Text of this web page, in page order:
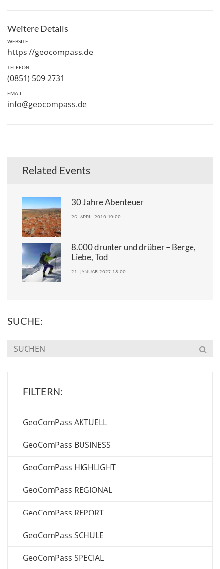
Weitere Details
WEBSITE
https://geocompass.de
TELEFON
(0851) 509 2731
EMAIL
info@geocompass.de
Related Events
30 Jahre Abenteuer
26. APRIL 2010 19:00
8.000 drunter und drüber – Berge,
Liebe, Tod
21. JANUAR 2027 18:00
SUCHE:
FILTERN:
GeoComPass AKTUELL
GeoComPass BUSINESS
GeoComPass HIGHLIGHT
GeoComPass REGIONAL
GeoComPass REPORT
GeoComPass SCHULE
GeoComPass SPECIAL